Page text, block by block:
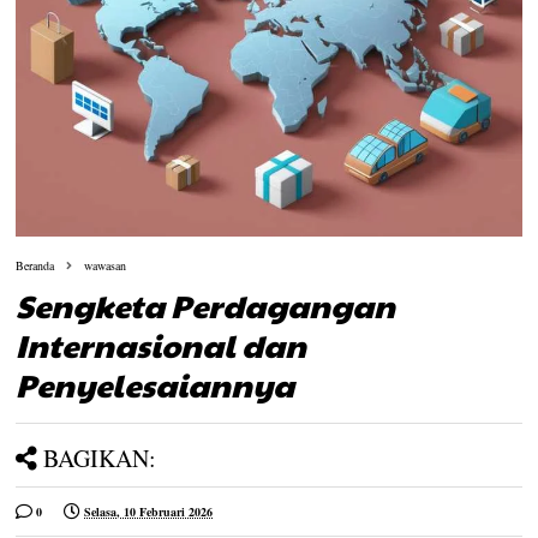
Beranda wawasan
Sengketa Perdagangan
Internasional dan
Penyelesaiannya
BAGIKAN:
0 Selasa, 10 Februari 2026